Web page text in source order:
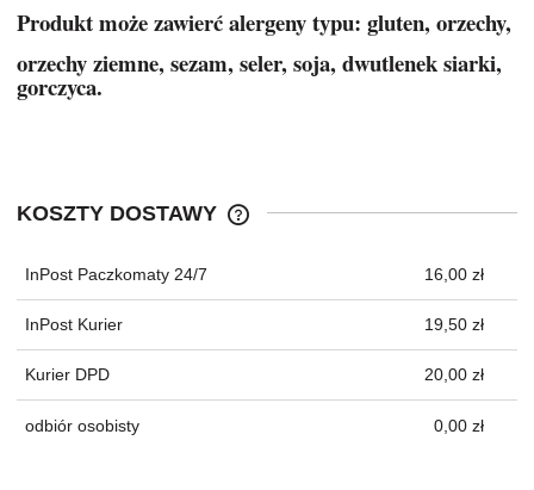
Produkt może zawierć alergeny typu: gluten, orzechy,
orzechy ziemne, sezam, seler, soja, dwutlenek siarki,
gorczyca.
KOSZTY DOSTAWY
InPost Paczkomaty 24/7 16,00 zł
InPost Kurier 19,50 zł
Kurier DPD 20,00 zł
odbiór osobisty 0,00 zł